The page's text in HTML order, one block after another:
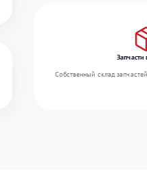
Запчасти
Собственный склад